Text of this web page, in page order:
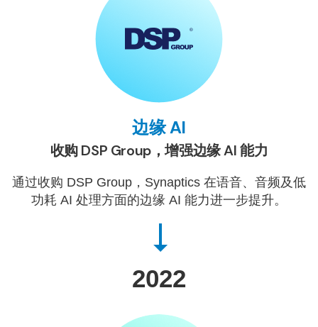
边缘 AI
收购 DSP Group，增强边缘 AI 能力
通过收购 DSP Group，Synaptics 在语音、音频及低
功耗 AI 处理方面的边缘 AI 能力进一步提升。
2022